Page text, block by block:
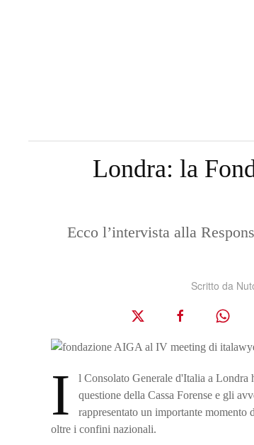
Londra: la
Ecco l’intervista alla
Scritto da
I
l Consolato Generale d'Italia a Londra
questione della Cassa Forense e gli
rappresentato un importante momento
oltre i confini nazionali.